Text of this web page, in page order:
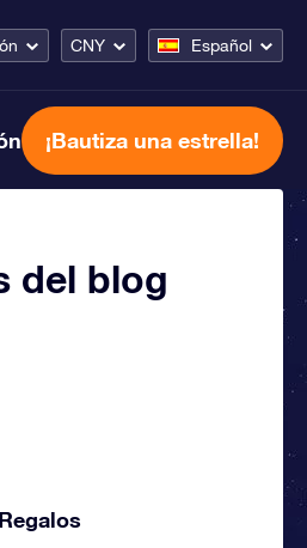
CNY Español
¡Bautiza una estrella!
del blog